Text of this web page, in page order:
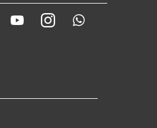
Twitter YoutubeInstagram